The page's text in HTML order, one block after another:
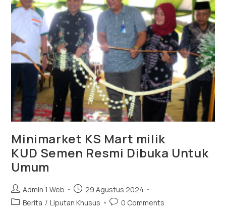
Minimarket KS Mart milik
KUD Semen Resmi Dibuka Untuk
Umum
Admin 1 Web
29 Agustus 2024
Berita / Liputan Khusus 0 Comments